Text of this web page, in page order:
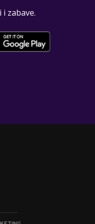
zabave.